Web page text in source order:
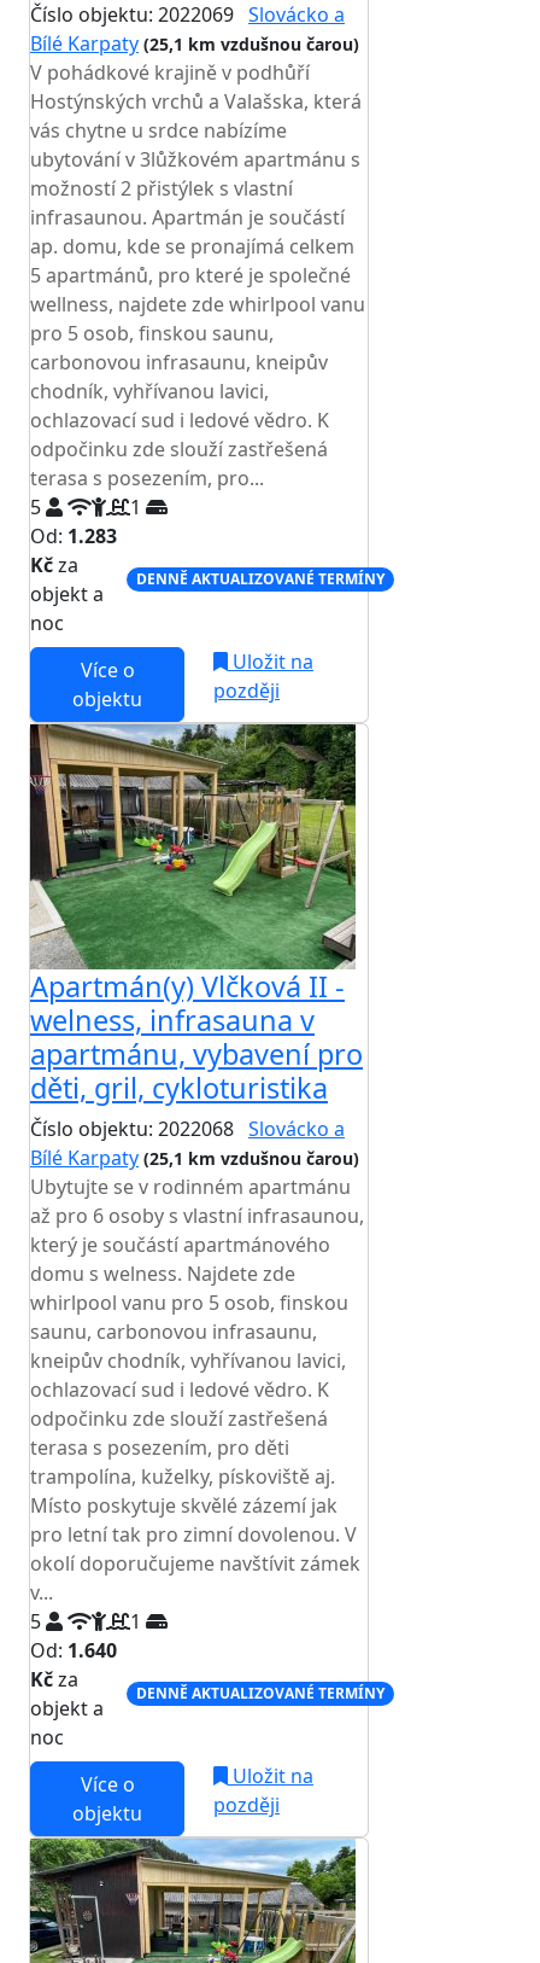
Číslo objektu: 2022069 Slovácko a
Bílé Karpaty (25,1 km vzdušnou čarou)
V pohádkové krajině v podhůří
Hostýnských vrchů a Valašska, která
vás chytne u srdce nabízíme
ubytování v 3lůžkovém apartmánu s
možností 2 přistýlek s vlastní
infrasaunou. Apartmán je součástí
ap. domu, kde se pronajímá celkem
5 apartmánů, pro které je společné
wellness, najdete zde whirlpool vanu
pro 5 osob, finskou saunu,
carbonovou infrasaunu, kneipův
chodník, vyhřívanou lavici,
ochlazovací sud i ledové vědro. K
odpočinku zde slouží zastřešená
terasa s posezením, pro...
5
1
Od: 1.283
Kčza
objekt a
noc
DENNĚ AKTUALIZOVANÉ TERMÍNY
Více o
objektu
Uložit na
později
Apartmán(y) Vlčková II -
welness, infrasauna v
apartmánu, vybavení pro
děti, gril, cykloturistika
Číslo objektu: 2022068 Slovácko a
Bílé Karpaty (25,1 km vzdušnou čarou)
Ubytujte se v rodinném apartmánu
až pro 6 osoby s vlastní infrasaunou,
který je součástí apartmánového
domu s welness. Najdete zde
whirlpool vanu pro 5 osob, finskou
saunu, carbonovou infrasaunu,
kneipův chodník, vyhřívanou lavici,
ochlazovací sud i ledové vědro. K
odpočinku zde slouží zastřešená
terasa s posezením, pro děti
trampolína, kuželky, pískoviště aj.
Místo poskytuje skvělé zázemí jak
pro letní tak pro zimní dovolenou. V
okolí doporučujeme navštívit zámek
v...
5
1
Od: 1.640
Kčza
objekt a
noc
DENNĚ AKTUALIZOVANÉ TERMÍNY
Více o
objektu
Uložit na
později